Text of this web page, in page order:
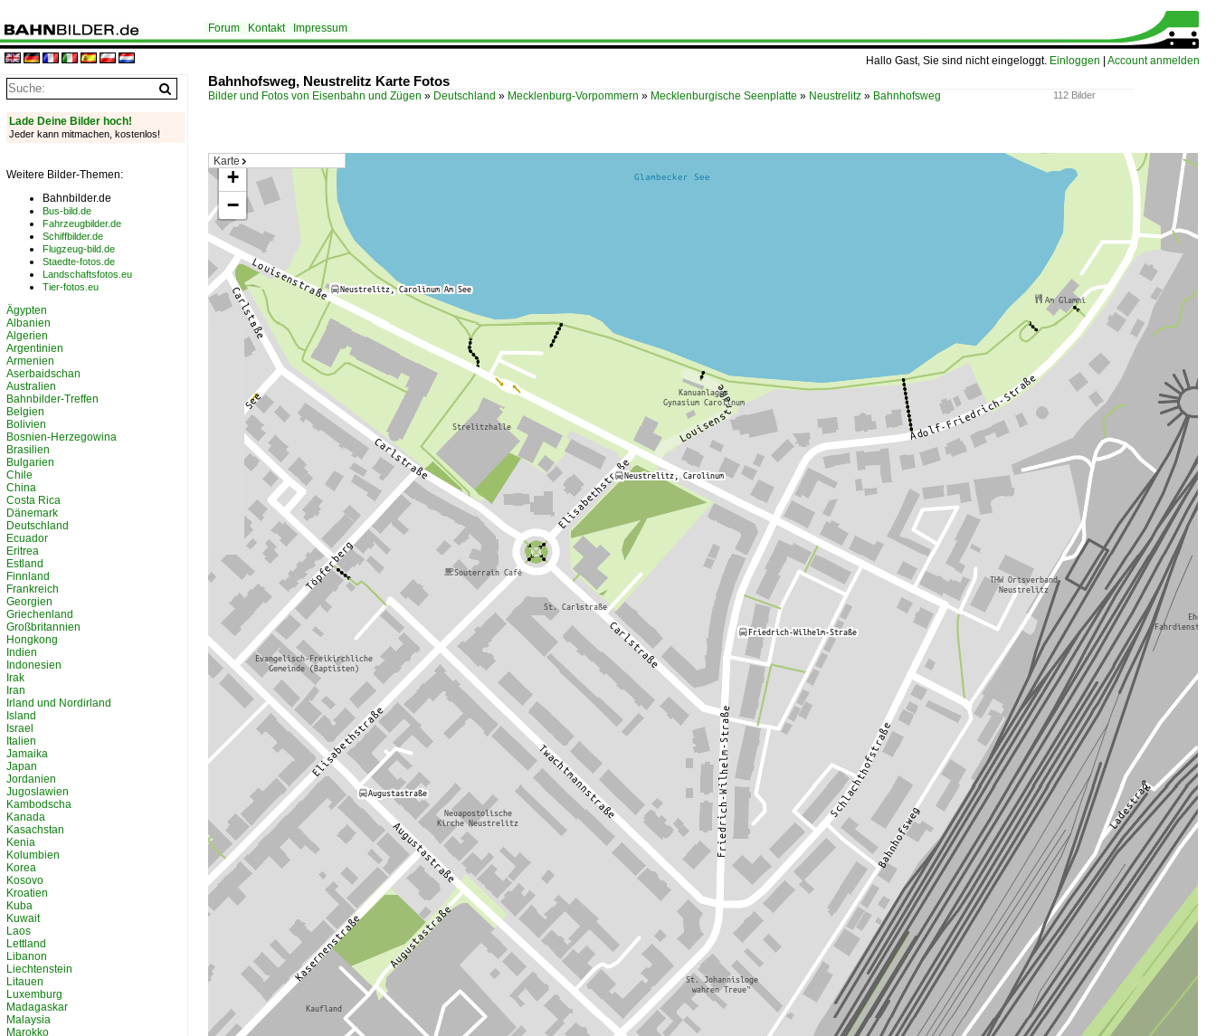
Hallo Gast, Sie sind nicht eingeloggt. Einloggen Account anmelden
Forum Kontakt Impressum
Bahnhofsweg, Neustrelitz Karte Fotos
112 Bilder
Bilder und Fotos von Eisenbahn und Zügen » Deutschland » Mecklenburg-Vorpommern » Mecklenburgische Seenplatte » Neustrelitz » Bahnhofsweg
Karte
+
−
Lade Deine Bilder hoch!
Jeder kann mitmachen, kostenlos!
Weitere Bilder-Themen:
Bahnbilder.de
Bus-bild.de
Fahrzeugbilder.de
Schiffbilder.de
Flugzeug-bild.de
Staedte-fotos.de
Landschaftsfotos.eu
Tier-fotos.eu
Ägypten
Albanien
Algerien
Argentinien
Armenien
Aserbaidschan
Australien
Bahnbilder-Treffen
Belgien
Bolivien
Bosnien-Herzegowina
Brasilien
Bulgarien
Chile
China
Costa Rica
Dänemark
Deutschland
Ecuador
Eritrea
Estland
Finnland
Frankreich
Georgien
Griechenland
Großbritannien
Hongkong
Indien
Indonesien
Irak
Iran
Irland und Nordirland
Island
Israel
Italien
Jamaika
Japan
Jordanien
Jugoslawien
Kambodscha
Kanada
Kasachstan
Kenia
Kolumbien
Korea
Kosovo
Kroatien
Kuba
Kuwait
Laos
Lettland
Libanon
Liechtenstein
Litauen
Luxemburg
Madagaskar
Malaysia
Marokko